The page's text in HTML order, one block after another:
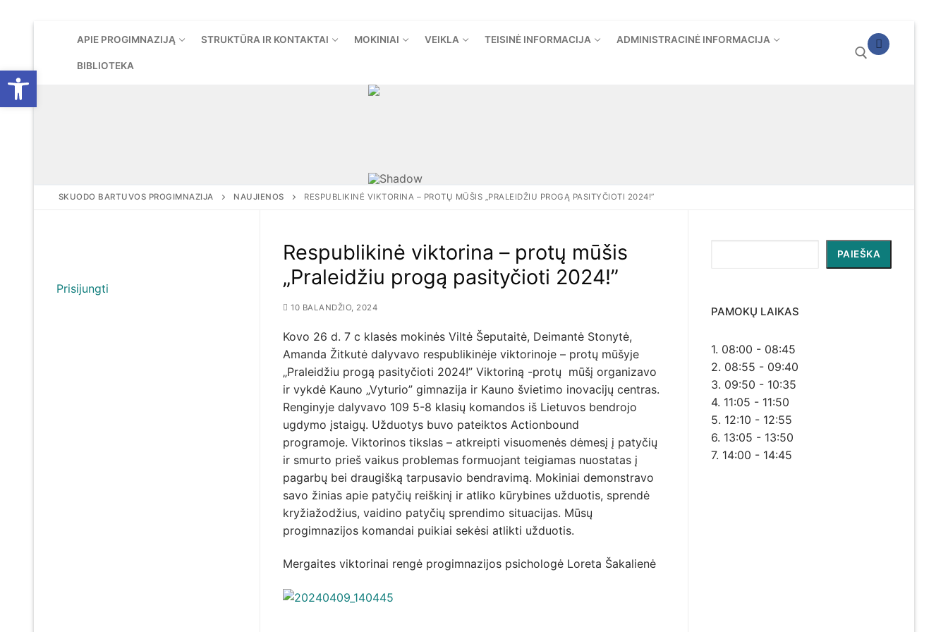
Open toolbar
APIE PROGIMNAZIJĄ STRUKTŪRA IR KONTAKTAI MOKINIAI VEIKLA TEISINĖ INFORMACIJA ADMINISTRACINĖ INFORMACIJA
BIBLIOTEKA
SKUODO BARTUVOS PROGIMNAZIJA NAUJIENOS RESPUBLIKINĖ VIKTORINA – PROTŲ MŪŠIS „PRALEIDŽIU PROGĄ PASITYČIOTI 2024!”
Respublikinė viktorina – protų mūšis
„Praleidžiu progą pasityčioti 2024!”
10 BALANDŽIO, 2024
Kovo 26 d. 7 c klasės mokinės Viltė Šeputaitė, Deimantė Stonytė,
Amanda Žitkutė dalyvavo respublikinėje viktorinoje – protų mūšyje
„Praleidžiu progą pasityčioti 2024!” Viktoriną -protų mūšį organizavo
ir vykdė Kauno „Vyturio” gimnazija ir Kauno švietimo inovacijų centras.
Renginyje dalyvavo 109 5-8 klasių komandos iš Lietuvos bendrojo
ugdymo įstaigų. Užduotys buvo pateiktos Actionbound
programoje. Viktorinos tikslas – atkreipti visuomenės dėmesį į patyčių
ir smurto prieš vaikus problemas formuojant teigiamas nuostatas į
pagarbų bei draugišką tarpusavio bendravimą. Mokiniai demonstravo
savo žinias apie patyčių reiškinį ir atliko kūrybines užduotis, sprendė
kryžiažodžius, vaidino patyčių sprendimo situacijas. Mūsų
progimnazijos komandai puikiai sekėsi atlikti užduotis.
Mergaites viktorinai rengė progimnazijos psichologė Loreta Šakalienė
PAIEŠKA
PAMOKŲ LAIKAS
1. 08:00 - 08:45
2. 08:55 - 09:40
3. 09:50 - 10:35
4. 11:05 - 11:50
5. 12:10 - 12:55
6. 13:05 - 13:50
7. 14:00 - 14:45
Prisijungti